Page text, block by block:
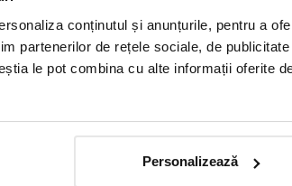
conținutul și anunțurile, pentru a
partenerilor de rețele sociale, de
le pot combina cu alte informații oferite
Personalizează
De ce
a influentat decisiv
Electronics, companie fondata
central in California de Sud.
Viper, Clifford, Avital, Automate,